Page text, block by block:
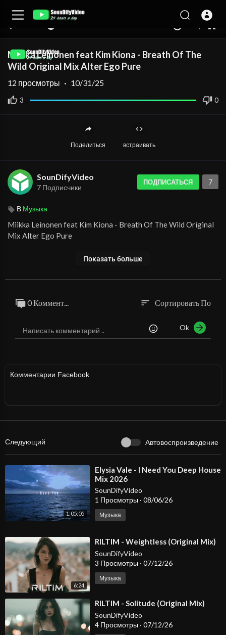
Miikka Leinonen feat Kim Kiona - Breath Of The
Wild Original Mix Alter Ego Pure
3 0
12 просмотры · 10/31/25
Поделиться встраивать
SounDifyVideo
7 Подписчики
ПОДПИСАТЬСЯ 7
В Музыка
⁣Miikka Leinonen feat Kim Kiona - Breath Of The Wild Original
Mix Alter Ego Pure
Показать больше
0 Коммент... sort Сортировать По
Ok
Комментарии Facebook
Следующий Автовоспроизведение
1:05:05
⁣Elysia Vale - I Need You Deep House
Mix 2026
SounDifyVideo
1 Просмотры · 08/06/26
Музыка
6:24
⁣RILTIM - Weightless (Original Mix)
SounDifyVideo
3 Просмотры · 07/12/26
Музыка
⁣RILTIM - Solitude (Original Mix)
SounDifyVideo
4 Просмотры · 07/12/26